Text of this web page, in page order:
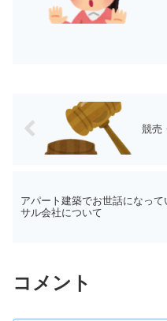
競売
アパート建築でお世話になって
サル会社について
コメント